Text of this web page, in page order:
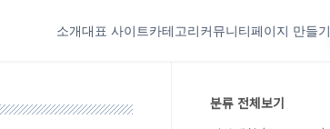
소개대표 사이트카테고리커뮤니티페이지 만들기
분류 전체보기